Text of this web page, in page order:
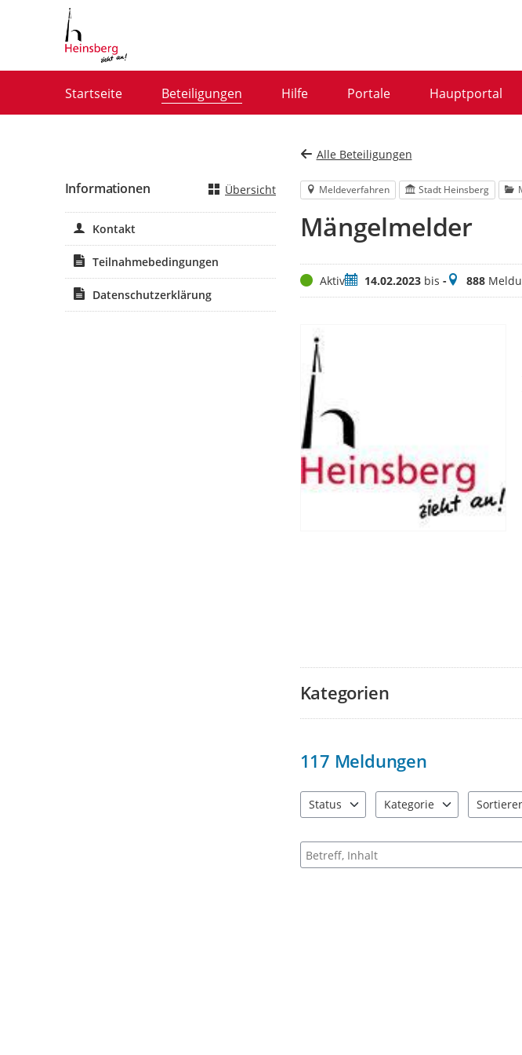
Startseite Beteiligungen Hilfe Portale Hauptportal
Alle Beteiligungen
Meldeverfahren Stadt Heinsberg
Mängelmelder
StatusAktivZeitraum
14.02.2023bis -Meldungen
888
Kategorien
117 Meldungen
Status
Kategorie
Suche nach Meldungen und Kommentaren
Informationen Übersicht
Kontakt
Teilnahmebedingungen
Datenschutzerklärung